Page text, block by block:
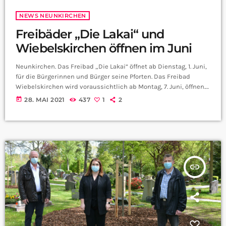
NEWS NEUNKIRCHEN
Freibäder „Die Lakai“ und
Wiebelskirchen öffnen im Juni
Neunkirchen. Das Freibad „Die Lakai“ öffnet ab Dienstag, 1. Juni,
für die Bürgerinnen und Bürger seine Pforten. Das Freibad
Wiebelskirchen wird voraussichtlich ab Montag, 7. Juni, öffnen.
Wie im vergangenen Jahr gilt ein Hygienekonzept, das eine
Einlass in die Bäder ist ein tagesaktueller negativer Corona-
Schnelltest. […]
today 28. MAI 2021 437 1 2
insert_link